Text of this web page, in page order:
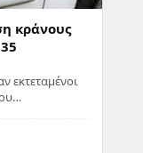
κράνους
εκτεταμένοι